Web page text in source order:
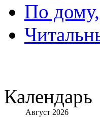
По
Календарь
Август 2026